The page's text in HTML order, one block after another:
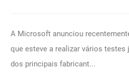
A Microsoft anunciou
que esteve a realizar vários testes
dos principais fabricant...